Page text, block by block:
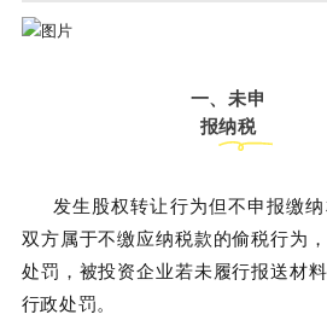
一、未申
报纳税
发生股权转让行为但不申报缴
双方属于不缴应纳税款的偷税行为
处罚，被投资企业若未履行报送材
行政处罚。